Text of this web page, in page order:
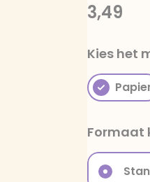
3,49
Kies het
Formaat